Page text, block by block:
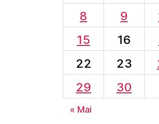
8
9
15
16
22
23
29
30
« Mai